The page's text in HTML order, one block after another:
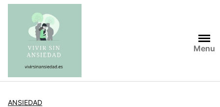
Saltar
contenido
Menu
ANSIEDAD